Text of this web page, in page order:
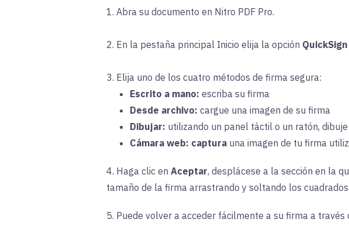
1. Abra su documento en Nitro PDF Pro.
2. En la pestaña principal Inicio elija la opción QuickSign
3. Elija uno de los cuatro métodos de firma segura:
Escrito a mano: escriba su firma
Desde archivo: cargue una imagen de su firma
Dibujar: utilizando un panel táctil o un ratón,
Cámara web: captura una imagen de tu firma
4. Haga clic en Aceptar, desplácese a la sección en la
tamaño de la firma arrastrando y soltando los
5. Puede volver a acceder fácilmente a su firma a través